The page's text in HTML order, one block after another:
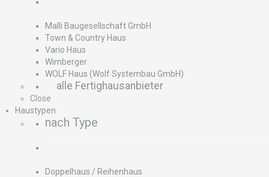
Malli Baugesellschaft GmbH
Town & Country Haus
Vario Haus
Wimberger
WOLF Haus (Wolf Systembau GmbH)
alle Fertighausanbieter
Close
Haustypen
nach Type
Doppelhaus / Reihenhaus